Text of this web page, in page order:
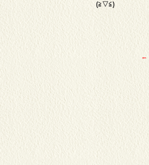
(≧▽≦)
←